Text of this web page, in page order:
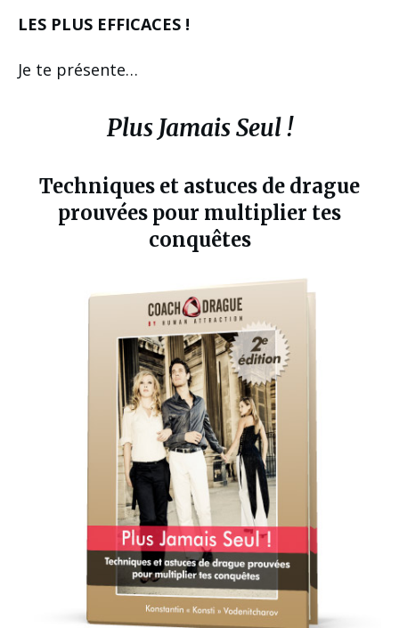
LES PLUS EFFICACES !
Je te présente…
Plus Jamais Seul !
Techniques et astuces de drague
prouvées pour multiplier tes
conquêtes